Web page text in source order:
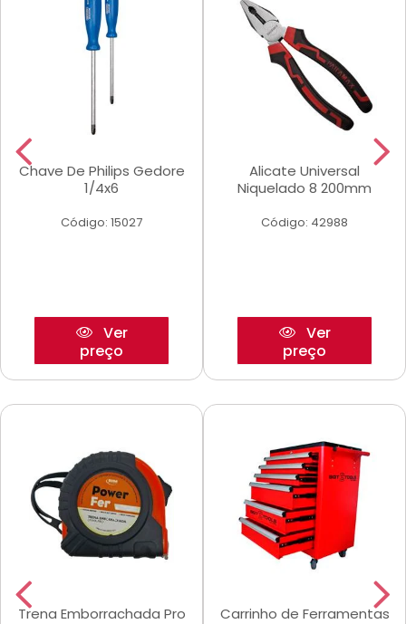
Chave De Philips Gedore
1/4x6
Código: 15027
Ver
preço
Alicate Universal
Niquelado 8 200mm
Código: 42988
Ver
preço
Trena Emborrachada Pro
Carrinho de Ferramentas